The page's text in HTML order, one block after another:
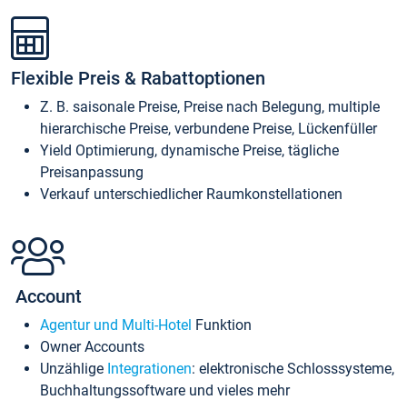
Flexible Preis & Rabattoptionen
Z. B. saisonale Preise, Preise nach Belegung, multiple
hierarchische Preise, verbundene Preise, Lückenfüller
Yield Optimierung, dynamische Preise, tägliche
Preisanpassung
Verkauf unterschiedlicher Raumkonstellationen
Account
Agentur und Multi-Hotel Funktion
Owner Accounts
Unzählige Integrationen: elektronische Schlosssysteme,
Buchhaltungssoftware und vieles mehr